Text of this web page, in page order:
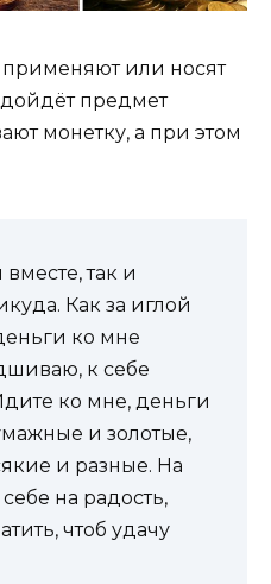
применяют или носят
предмет
монетку, а при этом
так и
Как за иглой
ко мне
к себе
ко мне, деньги
и золотые,
и разные. На
на радость,
чтоб удачу